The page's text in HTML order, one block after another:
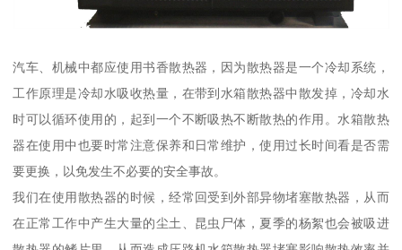
汽车、机械中都应使用书香散热器，因为散热器是一个冷却系统，
工作原理是冷却水吸收热量，在带到水箱散热器中散发掉，冷却水
时可以循环使用的，起到一个不断吸热不断散热的作用。水箱散热
器在使用中也要时常注意保养和日常维护，使用过长时间看是否需
要更换，以免发生不必要的安全事故。
我们在使用散热器的时候，经常回受到外部异物堵塞散热器，从而
在正常工作中产生大量的尘土、昆虫尸体，夏季的杨絮也会被吸进